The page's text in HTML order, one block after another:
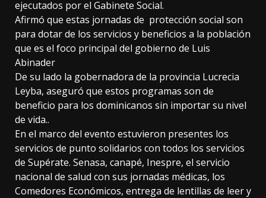
ejecutados por el Gabinete Social.
Afirmó que estas jornadas de protección social son
para dotar de los servicios y beneficios a la población
que es el foco principal del gobierno de Luis
Abinader
De su lado la gobernadora de la provincia Lucrecia
Leyba, aseguró que estos programas son de
beneficio para los dominicanos sin importar su nivel
de vida..
En el marco del evento estuvieron presentes los
servicios de punto solidarios con todos los servicios
de Supérate. Senasa, canapé, Inespre, el servicio
nacional de salud con sus jornadas médicas, los
Comedores Económicos, entrega de lentillas de leer y